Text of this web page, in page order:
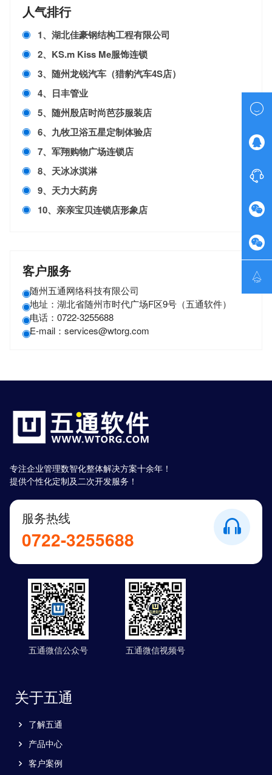
人气排行
1、湖北佳豪钢结构工程有限公司
2、KS.m Kiss Me服饰连锁
3、随州龙锐汽车（猎豹汽车4S店）
4、日丰管业
5、随州殷店时尚芭莎服装店
6、九牧卫浴五星定制体验店
7、军翔购物广场连锁店
8、天冰冰淇淋
9、天力大药房
10、亲亲宝贝连锁店形象店
客户服务
随州五通网络科技有限公司
地址：湖北省随州市时代广场F区9号（五通软件）
电话：0722-3255688
E-mail：services@wtorg.com
专注企业管理数智化整体解决方案十余年！
提供个性化定制及二次开发服务！
服务热线
0722-3255688
五通微信公众号 五通微信视频号
关于五通
了解五通
产品中心
客户案例





